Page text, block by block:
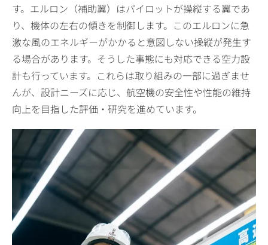
す。エルロン（補助翼）はパイロットが操縦する翼であ
り、機体の左右の傾きを制御します。このエルロンに急
激な風のエネルギーがかかると意図しない操縦が発生す
る場合があります。そうした事態にも対応できる空力設
計も行っています。これらは取り組みの一部に過ぎませ
んが、設計ニーズに応じ、航空機の安全性や性能の維持
向上を目指した評価・研究を進めています。